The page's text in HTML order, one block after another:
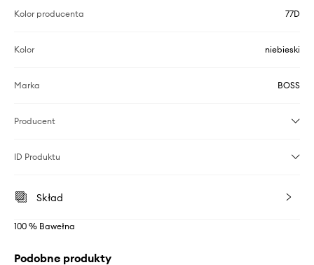
Kolor producenta 77D
Kolor niebieski
Marka BOSS
Producent
ID Produktu
Skład
100 % Bawełna
Podobne produkty